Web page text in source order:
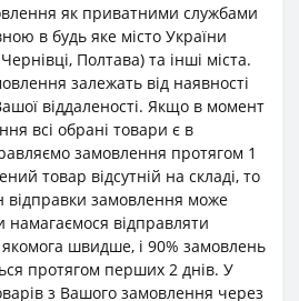
як приватними службами
в будь яке місто України
Полтава) та інші міста.
залежать від наявності
віддаленості. Якщо в момент
всі обрані товари є в
замовлення протягом 1
товар відсутній на складі, то
відправки замовлення може
намагаємося відправляти
швидше, і 90% замовлень
протягом перших 2 днів. У
з Вашого замовлення через